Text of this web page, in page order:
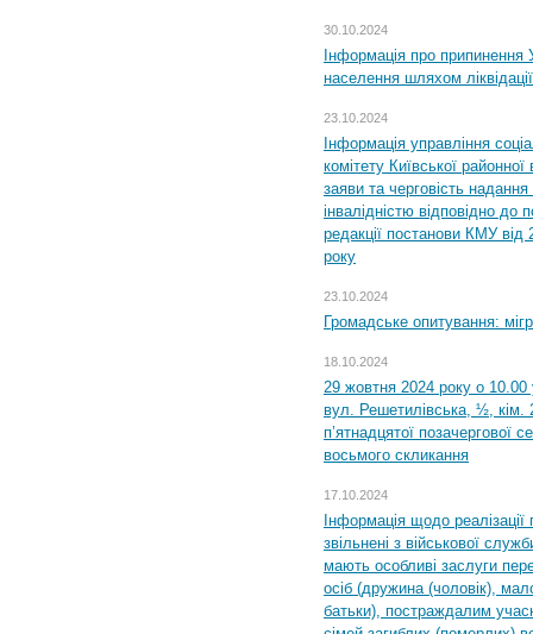
30.10.2024
Інформація про припинення
населення шляхом ліквідації
23.10.2024
Інформація управління
комітету Київської
заяви та черговість надання
інвалідністю відповідно
редакції постанови КМУ
року
23.10.2024
Громадське опитування:
18.10.2024
29 жовтня 2024 року о 10.00
вул. Решетилівська, ½, кім.
п’ятнадцятої позачергової
восьмого скликання
17.10.2024
Інформація щодо
звільнені з військової
мають особливі заслуги
осіб (дружина (чоловік),
батьки), постраждалим